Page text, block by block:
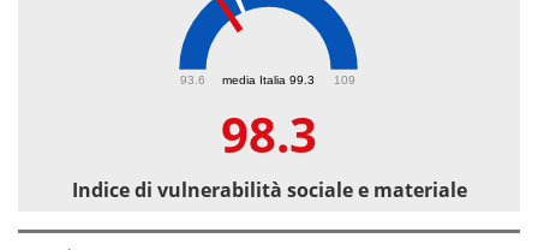
media Italia 99.3
93.6 109
98.3
Indice di vulnerabilità sociale e materiale